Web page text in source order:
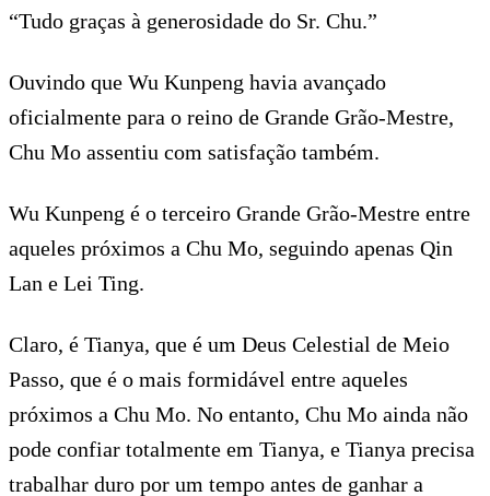
“Tudo graças à generosidade do Sr. Chu.”
Ouvindo que Wu Kunpeng havia avançado
oficialmente para o reino de Grande Grão-Mestre,
Chu Mo assentiu com satisfação também.
Wu Kunpeng é o terceiro Grande Grão-Mestre entre
aqueles próximos a Chu Mo, seguindo apenas Qin
Lan e Lei Ting.
Claro, é Tianya, que é um Deus Celestial de Meio
Passo, que é o mais formidável entre aqueles
próximos a Chu Mo. No entanto, Chu Mo ainda não
pode confiar totalmente em Tianya, e Tianya precisa
trabalhar duro por um tempo antes de ganhar a